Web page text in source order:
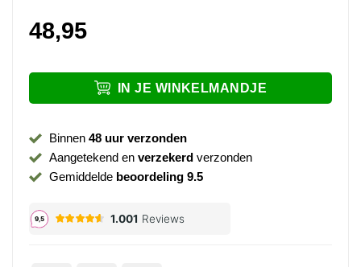
48,95
IN JE WINKELMANDJE
Binnen 48 uur verzonden
Aangetekend en verzekerdverzonden
Gemiddelde beoordeling 9.5